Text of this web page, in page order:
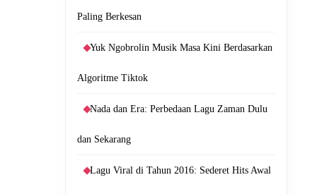
Paling Berkesan
Yuk Ngobrolin Musik Masa Kini Berdasarkan
Algoritme Tiktok
Nada dan Era: Perbedaan Lagu Zaman Dulu
dan Sekarang
Lagu Viral di Tahun 2016: Sederet Hits Awal